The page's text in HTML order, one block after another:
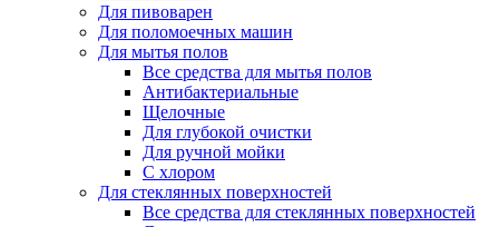
Для пивоварен
Для поломоечных машин
Для мытья полов
Все средства для мытья полов
Антибактериальные
Щелочные
Для глубокой очистки
Для ручной мойки
С хлором
Для стеклянных поверхностей
Все средства для стеклянных поверхностей